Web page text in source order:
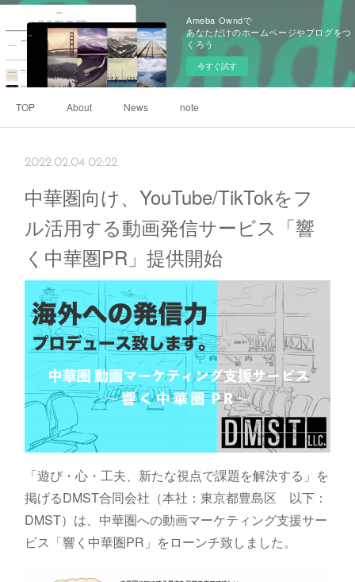
Ameba Owndで
あなただけのホームページやブログをつ
くろう
今すぐ試す
TOP About News note
2022.02.04 02:22
中華圏向け、YouTube/TikTokをフ
ル活用する動画発信サービス「響
く中華圏PR」提供開始
「遊び・心・工夫、新たな視点で課題を解決する」を
掲げるDMST合同会社（本社：東京都豊島区 以下：
DMST）は、中華圏への動画マーケティング支援サー
ビス「響く中華圏PR」をローンチ致しました。